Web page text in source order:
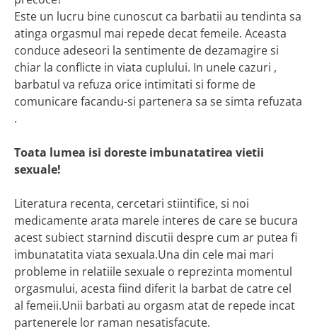
Este un lucru bine cunoscut ca barbatii au tendinta sa
atinga orgasmul mai repede decat femeile. Aceasta
conduce adeseori la sentimente de dezamagire si
chiar la conflicte in viata cuplului. In unele cazuri ,
barbatul va refuza orice intimitati si forme de
comunicare facandu-si partenera sa se simta refuzata
.
Toata lumea isi doreste imbunatatirea vietii
sexuale!
Literatura recenta, cercetari stiintifice, si noi
medicamente arata marele interes de care se bucura
acest subiect starnind discutii despre cum ar putea fi
imbunatatita viata sexuala.Una din cele mai mari
probleme in relatiile sexuale o reprezinta momentul
orgasmului, acesta fiind diferit la barbat de catre cel
al femeii.Unii barbati au orgasm atat de repede incat
partenerele lor raman nesatisfacute.